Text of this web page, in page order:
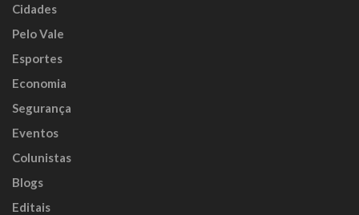
Cidades
Pelo Vale
Esportes
Economia
Segurança
Eventos
Colunistas
Blogs
Editais